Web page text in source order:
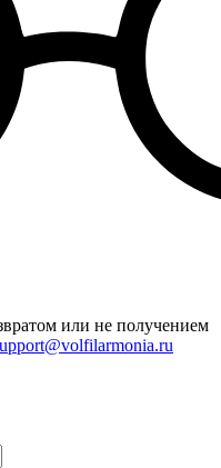
или не получением